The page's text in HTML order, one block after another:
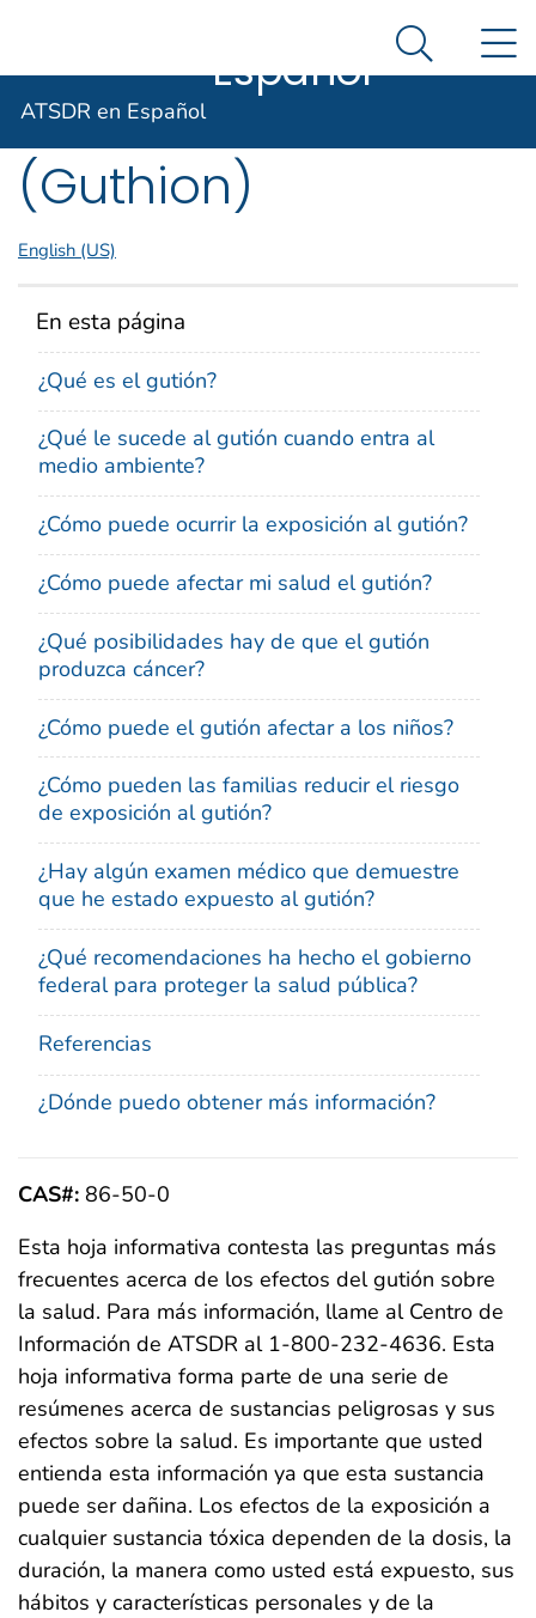
Agencia para Sustancias Tóxicas y el Registro de
ATSDR en
Español Search
ATSDR en Español
ToxFAQs™ – Gutión
(Guthion)
English (US)
En esta página
¿Qué es el gutión?
¿Qué le sucede al gutión cuando entra al
medio ambiente?
¿Cómo puede ocurrir la exposición al gutión?
¿Cómo puede afectar mi salud el gutión?
¿Qué posibilidades hay de que el gutión
produzca cáncer?
¿Cómo puede el gutión afectar a los niños?
¿Cómo pueden las familias reducir el riesgo
de exposición al gutión?
¿Hay algún examen médico que demuestre
que he estado expuesto al gutión?
¿Qué recomendaciones ha hecho el gobierno
federal para proteger la salud pública?
Referencias
¿Dónde puedo obtener más información?
CAS#: 86-50-0
Esta hoja informativa contesta las preguntas más
frecuentes acerca de los efectos del gutión sobre
la salud. Para más información, llame al Centro de
Información de ATSDR al 1-800-232-4636. Esta
hoja informativa forma parte de una serie de
resúmenes acerca de sustancias peligrosas y sus
efectos sobre la salud. Es importante que usted
entienda esta información ya que esta sustancia
puede ser dañina. Los efectos de la exposición a
cualquier sustancia tóxica dependen de la dosis, la
duración, la manera como usted está expuesto, sus
hábitos y características personales y de la